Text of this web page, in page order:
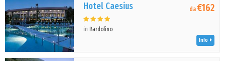
Hotel Caesius
in Bardolino
da€162
Info